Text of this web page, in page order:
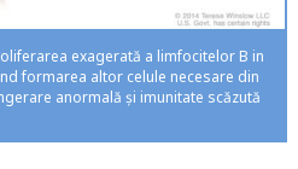
exagerată a limfocitelor B in
formarea altor celule necesare din
anormală și imunitate scăzută